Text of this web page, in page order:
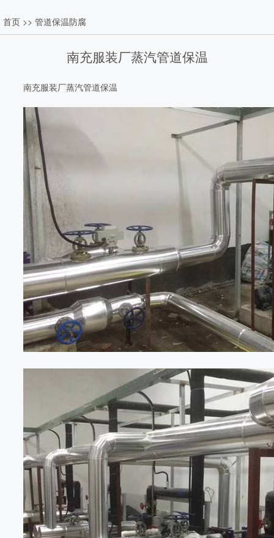
首页 >> 管道保温防腐
南充服装厂蒸汽管道保温
南充服装厂蒸汽管道保温